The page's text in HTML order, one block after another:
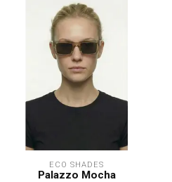
ECO SHADES
Palazzo Mocha